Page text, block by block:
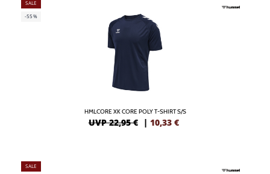
SALE
-55%
HMLCORE XK CORE POLY T-SHIRT S/S
UVP 22,95 € | 10,33 €
SALE